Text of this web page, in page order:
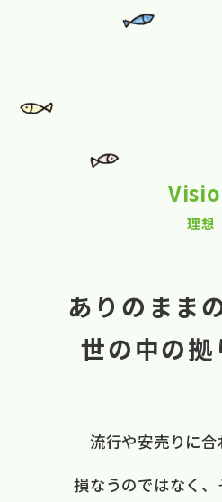
理想
ありのまま
世の中の拠
流行や​安売りに​
損なうのではなく、